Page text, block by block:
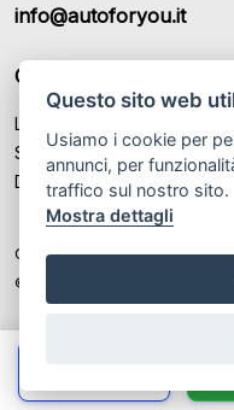
Questo sito web
Usiamo i cookie per
annunci, per
traffico sul nostro sito.
Mostra dettagli
info@autoforyou.it
ORARI DI APERTURA
Lunedì – Venerdì: 9:00-
Sabato: 09:00 - 13:00 /
Domenica: Chiuso
Colombaro Claudio SAS
© Another site by